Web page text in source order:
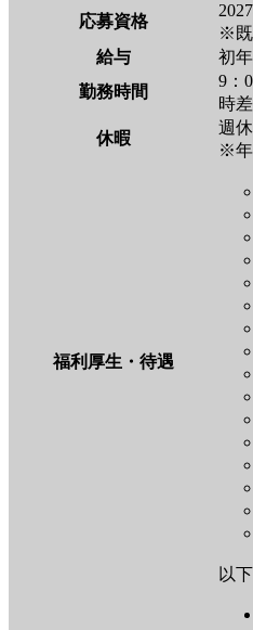
応募資格
※既
給与
初
勤務時間
9：
時
休暇
週
※年
福利厚生・待遇
以